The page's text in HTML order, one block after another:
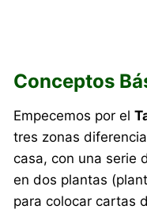
Conceptos
Empecemos por el
tres zonas
casa, con una serie
en dos plantas
para colocar cartas